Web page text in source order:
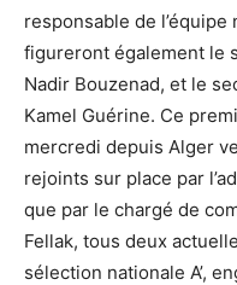
responsable de
figureront également le
Nadir Bouzenad, et le
Kamel Guérine. Ce
mercredi depuis Alger
rejoints sur place par
que par le chargé de
Fellak, tous deux
sélection nationale A’,